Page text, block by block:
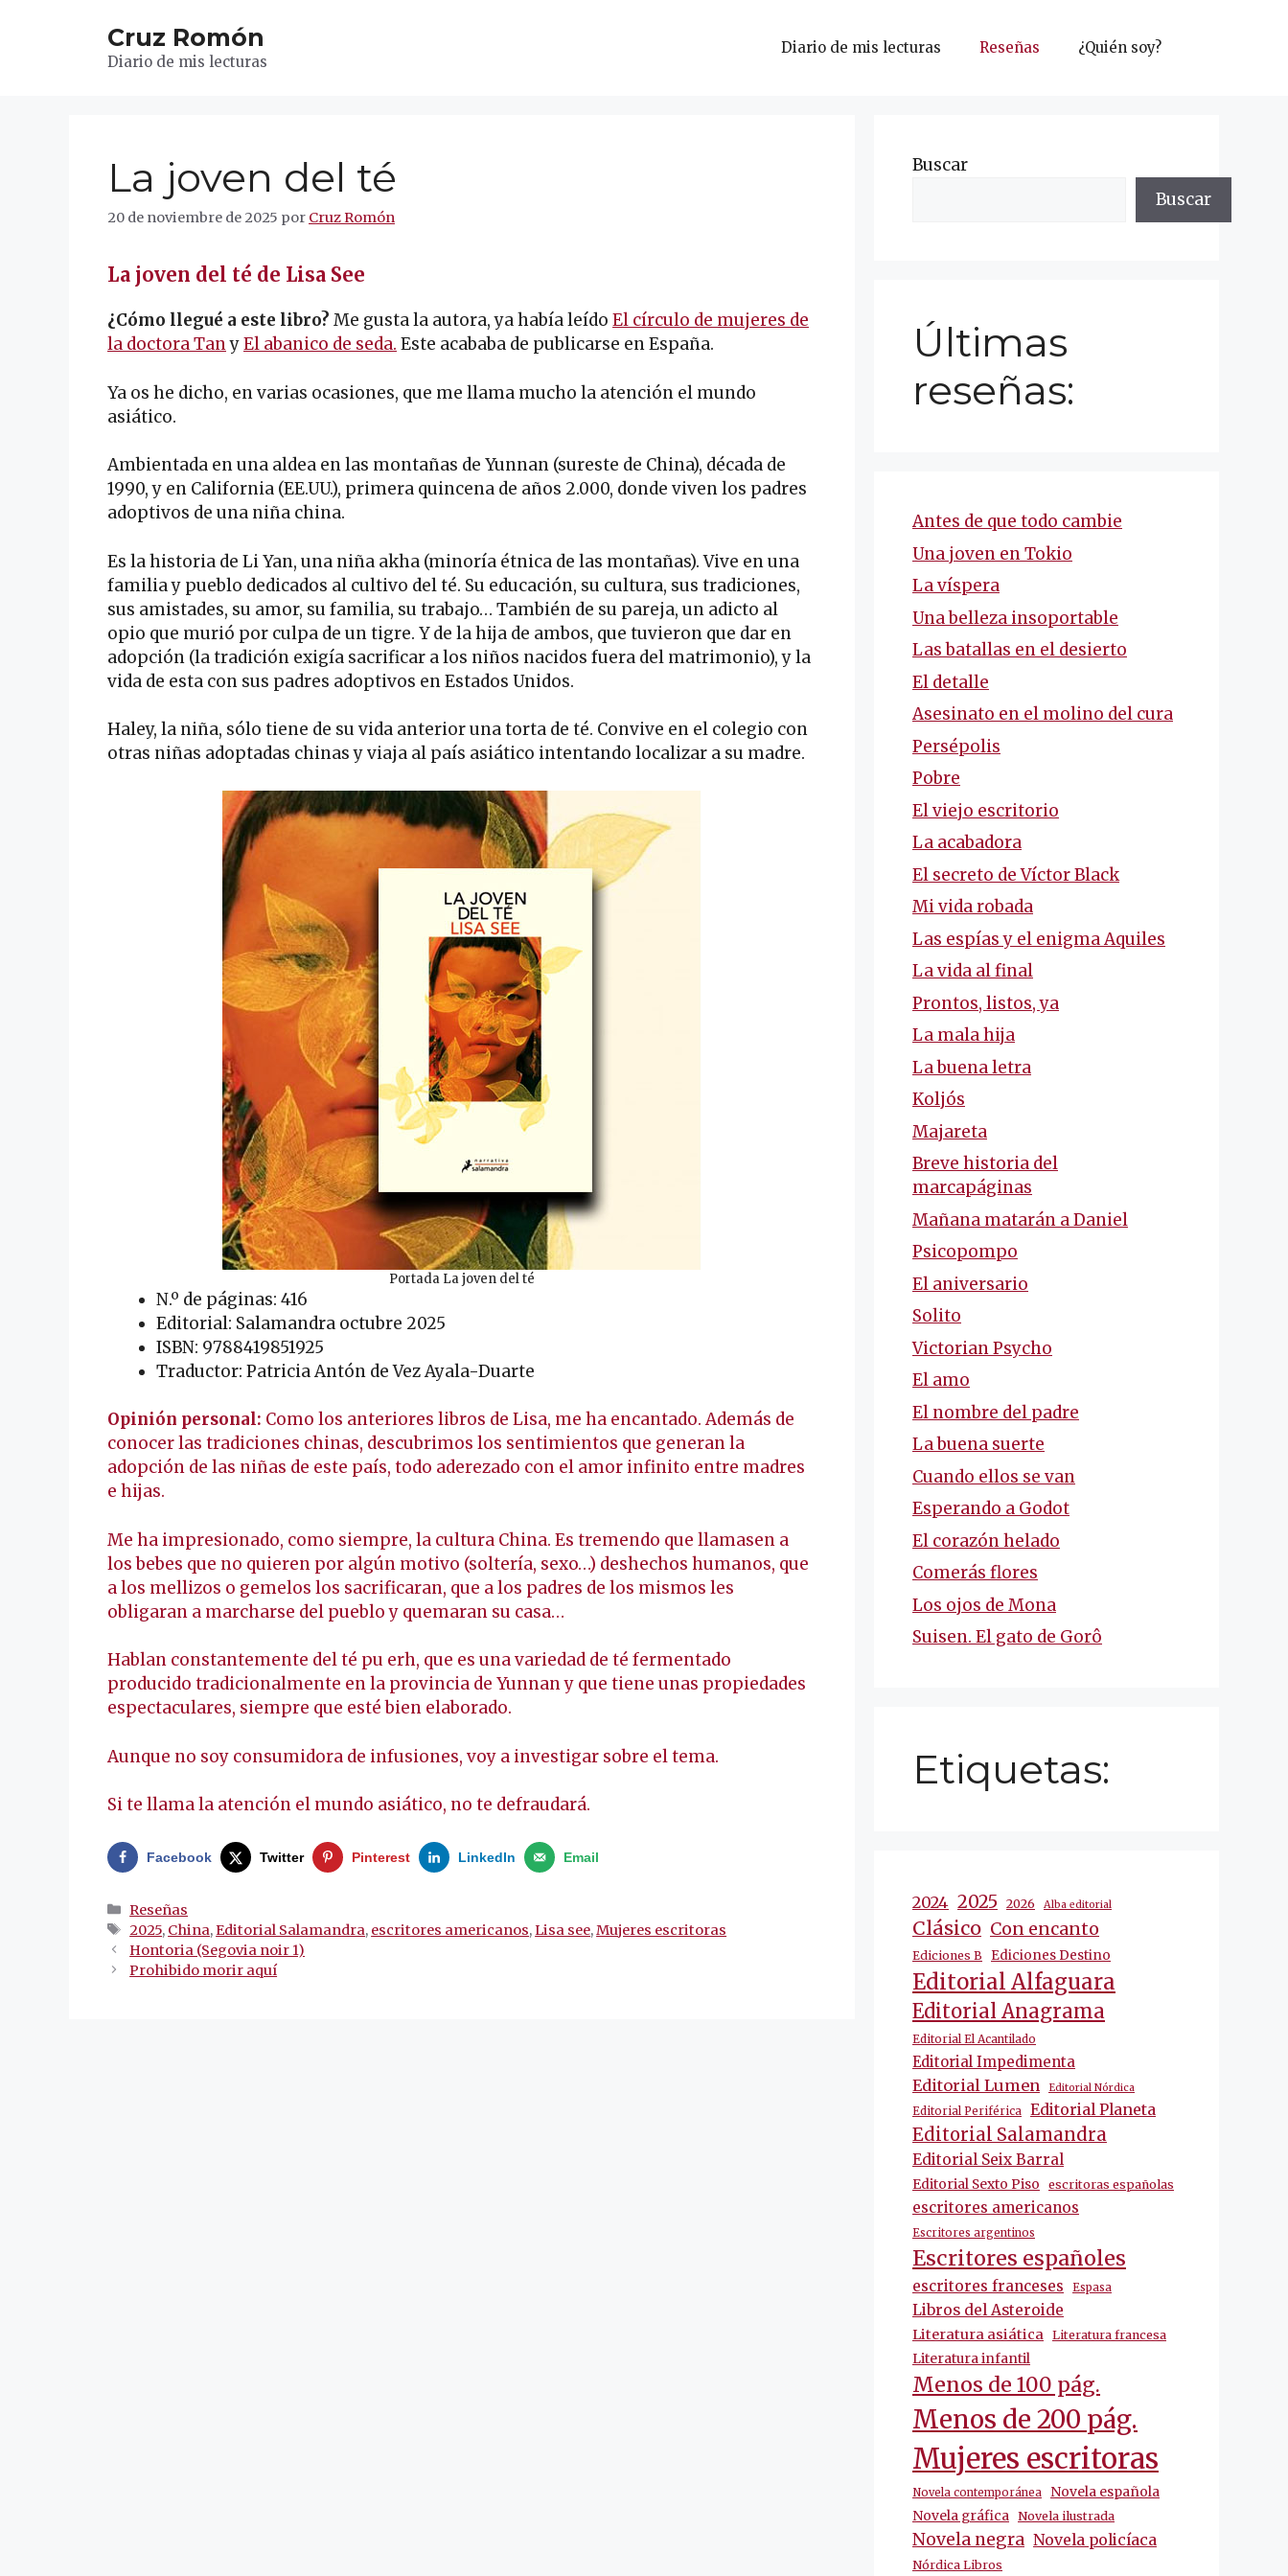
Cruz Romón
Diario de mis lecturas
Diario de mis lecturas Reseñas ¿Quién soy?
La joven del té
20 de noviembre de 2025 por Cruz Romón
La joven del té de Lisa See
¿Cómo llegué a este libro? Me gusta la autora, ya había leído El círculo de mujeres de
la doctora TanyEl abanico de seda. Este acababa de publicarse en España.
Ya os he dicho, en varias ocasiones, que me llama mucho la atención el mundo
asiático.
Ambientada en una aldea en las montañas de Yunnan (sureste de China), década de
1990, y en California (EE.UU.), primera quincena de años 2.000, donde viven los padres
adoptivos de una niña china.
Es la historia de Li Yan, una niña akha (minoría étnica de las montañas). Vive en una
familia y pueblo dedicados al cultivo del té. Su educación, su cultura, sus tradiciones,
sus amistades, su amor, su familia, su trabajo… También de su pareja, un adicto al
opio que murió por culpa de un tigre. Y de la hija de ambos, que tuvieron que dar en
adopción (la tradición exigía sacrificar a los niños nacidos fuera del matrimonio), y la
vida de esta con sus padres adoptivos en Estados Unidos.
Haley, la niña, sólo tiene de su vida anterior una torta de té. Convive en el colegio con
otras niñas adoptadas chinas y viaja al país asiático intentando localizar a su madre.
Portada La joven del té
N.º de páginas: 416
Editorial: Salamandra octubre 2025
ISBN: 9788419851925
Traductor: Patricia Antón de Vez Ayala-Duarte
Opinión personal: Como los anteriores libros de Lisa, me ha encantado. Además de
conocer las tradiciones chinas, descubrimos los sentimientos que generan la
adopción de las niñas de este país, todo aderezado con el amor infinito entre madres
e hijas.
Me ha impresionado, como siempre, la cultura China. Es tremendo que llamasen a
los bebes que no quieren por algún motivo (soltería, sexo…) deshechos humanos, que
a los mellizos o gemelos los sacrificaran, que a los padres de los mismos les
obligaran a marcharse del pueblo y quemaran su casa…
Hablan constantemente del té pu erh, que es una variedad de té fermentado
producido tradicionalmente en la provincia de Yunnan y que tiene unas propiedades
espectaculares, siempre que esté bien elaborado.
Aunque no soy consumidora de infusiones, voy a investigar sobre el tema.
Si te llama la atención el mundo asiático, no te defraudará.
Facebook Twitter Pinterest LinkedIn Email
Categorías
Reseñas
Etiquetas
2025, China,Editorial Salamandra, escritores americanos,Lisa see,Mujeres escritoras
Navegación
de
Hontoria (Segovia noir 1)
Prohibido morir aquí
Buscar
Buscar
Últimas
reseñas:
Antes de que todo cambie
Una joven en Tokio
La víspera
Una belleza insoportable
Las batallas en el desierto
El detalle
Asesinato en el molino del cura
Persépolis
Pobre
El viejo escritorio
La acabadora
El secreto de Víctor Black
Mi vida robada
Las espías y el enigma Aquiles
La vida al final
Prontos, listos, ya
La mala hija
La buena letra
Koljós
Majareta
Breve historia del
marcapáginas
Mañana matarán a Daniel
Psicopompo
El aniversario
Solito
Victorian Psycho
El amo
El nombre del padre
La buena suerte
Cuando ellos se van
Esperando a Godot
El corazón helado
Comerás flores
Los ojos de Mona
Suisen. El gato de Gorô
Etiquetas:
2024 2025 2026 Alba editorial
Clásico Con encanto
Ediciones B Ediciones Destino
Editorial Alfaguara
Editorial Anagrama
Editorial El Acantilado
Editorial Impedimenta
Editorial Lumen Editorial Nórdica
Editorial Periférica Editorial Planeta
Editorial Salamandra
Editorial Seix Barral
Editorial Sexto Piso escritoras españolas
escritores americanos
Escritores argentinos
Escritores españoles
escritores franceses Espasa
Libros del Asteroide
Literatura asiática Literatura francesa
Literatura infantil
Menos de 100 pág.
Menos de 200 pág.
Mujeres escritoras
Novela contemporánea
Novela española
Novela gráfica Novela ilustrada
Novela negra Novela policíaca
Nórdica Libros